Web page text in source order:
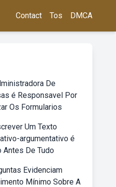
Contact Tos DMCA
De
é Responsavel Por
Os Formularios
Um Texto
argumentativo é
Antes De Tudo
Evidenciam
Mínimo Sobre A